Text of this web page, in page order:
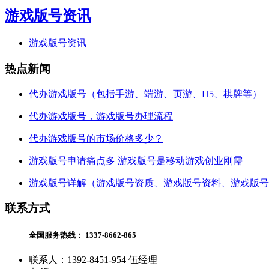
游戏版号资讯
游戏版号资讯
热点新闻
代办游戏版号（包括手游、端游、页游、H5、棋牌等）
代办游戏版号，游戏版号办理流程
代办游戏版号的市场价格多少？
游戏版号申请痛点多 游戏版号是移动游戏创业刚需
游戏版号详解（游戏版号资质、游戏版号资料、游戏版
联系方式
全国服务热线： 1337-8662-865
联系人：1392-8451-954 伍经理